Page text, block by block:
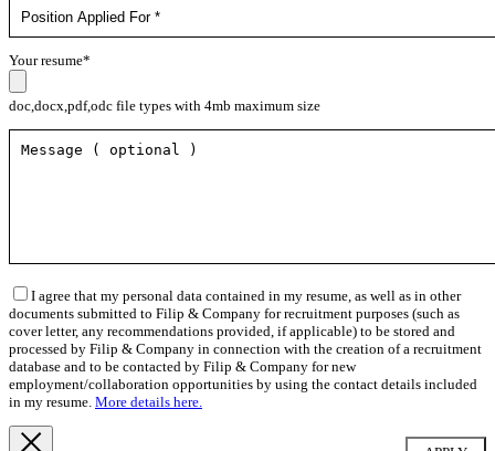
Your resume*
doc,docx,pdf,odc file types with 4mb maximum size
I agree that my personal data contained in my resume, as well as in other
documents submitted to Filip & Company for recruitment purposes (such as
cover letter, any recommendations provided, if applicable) to be stored and
processed by Filip & Company in connection with the creation of a recruitment
database and to be contacted by Filip & Company for new
employment/collaboration opportunities by using the contact details included
in my resume. More details here.